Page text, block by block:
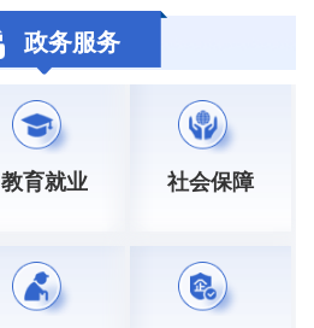
政务服务
教育就业 社会保障